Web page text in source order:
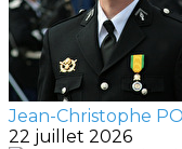
Jean-Christophe
22 juillet 2026